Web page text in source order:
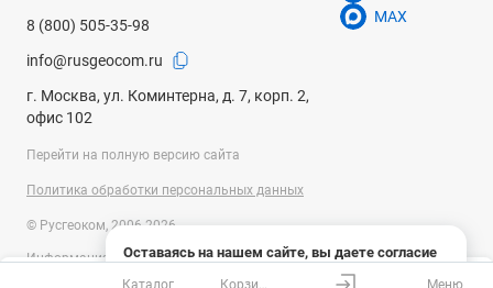
Оставаясь на нашем сайте, вы даете согласие
на использование файлов cookies и сбор данных
8 (800) 505-35-98
info@rusgeocom.ru
г. Москва, ул. Коминтерна, д. 7, корп. 2,
офис 102
MAX
Перейти на полную версию сайта
Политика обработки персональных данных
© Русгеоком, 2006-2026
Информация на сайте носит справочный характер и не является
публичной офертой, определяемой положениями Статьи 437
Каталог Меню